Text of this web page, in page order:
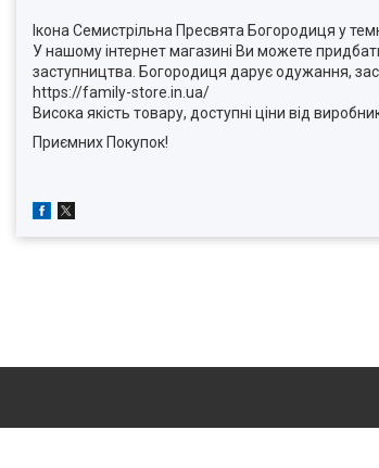
Ікона Семистрільна Пресвята Богородиця у
У нашому інтернет магазині Ви можете
заступництва. Богородиця дарує одужання,
https://family-store.in.ua/
Висока якість товару, доступні ціни від
Приємних Покупок!